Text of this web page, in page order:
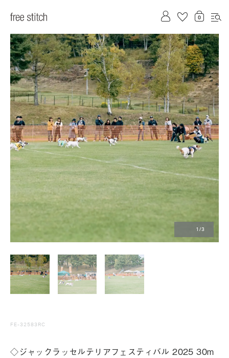
前へ 次へ
1 /3
FE-32583RC
◇ジャックラッセルテリアフェスティバル 2025 30m